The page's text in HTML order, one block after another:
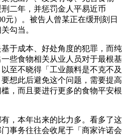
二年，并惩罚金人平易近币
元）。被告人曾某正在缓刑刻日
勾当。
成本、好处角度的犯罪，而纯
些食物相关从业人员对于最根基
至不晓得「工业颜料是不克不及
想此后避免这个问题，需要提高
，而且要进行更多的食物平安根
本年出来的比力多。看多了这
事务往往会收尾于「商家许诺会